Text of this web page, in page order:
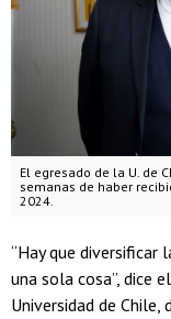
El egresado de la U. de
semanas de haber
2024.
“Hay que diversificar
una sola cosa”, dice
Universidad de Chile,